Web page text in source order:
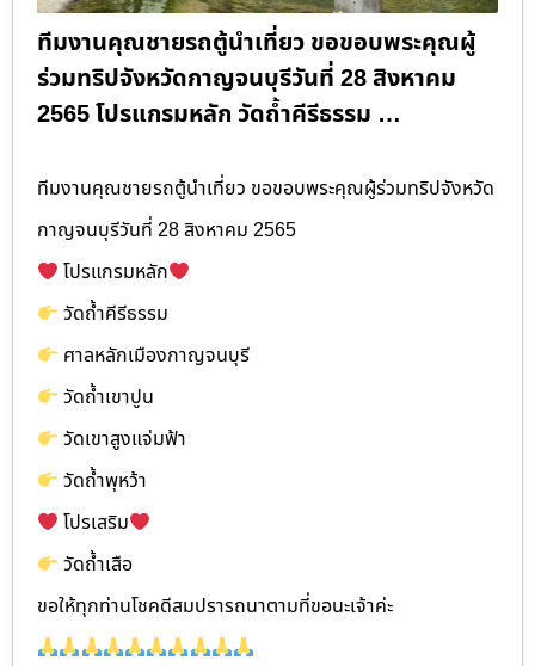
ทีมงานคุณชายรถตู้นำเที่ยว ขอขอบพระคุณผู้
ร่วมทริปจังหวัดกาญจนบุรีวันที่ 28 สิงหาคม
2565 โปรแกรมหลัก วัดถ้ำคีรีธรรม …
ทีมงานคุณชายรถตู้นำเที่ยว ขอขอบพระคุณผู้ร่วมทริปจังหวัด
กาญจนบุรีวันที่ 28 สิงหาคม 2565
โปรแกรมหลัก
วัดถ้ำคีรีธรรม
ศาลหลักเมืองกาญจนบุรี
วัดถ้ำเขาปูน
วัดเขาสูงแจ่มฟ้า
วัดถ้ำพุหว้า
โปรเสริม
วัดถ้ำเสือ
ขอให้ทุกท่านโชคดีสมปรารถนาตามที่ขอนะเจ้าค่ะ